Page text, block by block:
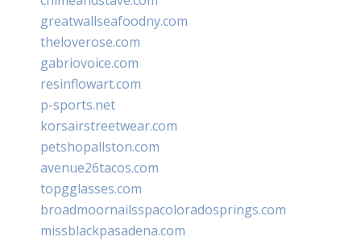
greatwallseafoodny.com
theloverose.com
gabriovoice.com
resinflowart.com
p-sports.net
korsairstreetwear.com
petshopallston.com
avenue26tacos.com
topgglasses.com
broadmoornailsspacoloradosprings.com
missblackpasadena.com